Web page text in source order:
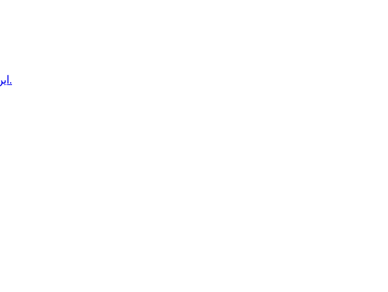
این جریان در تلویزیون اسرائیل و روزنامه “هاآرتص” صهیونیستها منعکس شد.